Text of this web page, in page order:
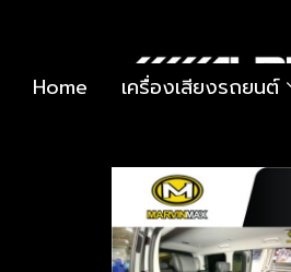
Home เครื่องเสียงรถยนต์